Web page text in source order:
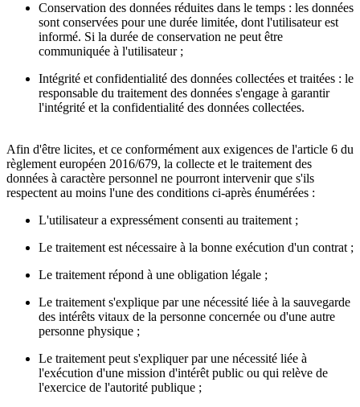
Conservation des données réduites dans le temps : les données
sont conservées pour une durée limitée, dont l'utilisateur est
informé. Si la durée de conservation ne peut être
communiquée à l'utilisateur ;
Intégrité et confidentialité des données collectées et traitées : le
responsable du traitement des données s'engage à garantir
l'intégrité et la confidentialité des données collectées.
Afin d'être licites, et ce conformément aux exigences de l'article 6 du
règlement européen 2016/679, la collecte et le traitement des
données à caractère personnel ne pourront intervenir que s'ils
respectent au moins l'une des conditions ci-après énumérées :
L'utilisateur a expressément consenti au traitement ;
Le traitement est nécessaire à la bonne exécution d'un contrat ;
Le traitement répond à une obligation légale ;
Le traitement s'explique par une nécessité liée à la sauvegarde
des intérêts vitaux de la personne concernée ou d'une autre
personne physique ;
Le traitement peut s'expliquer par une nécessité liée à
l'exécution d'une mission d'intérêt public ou qui relève de
l'exercice de l'autorité publique ;